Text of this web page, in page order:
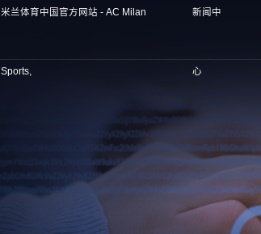
米兰体育中国官方网站 - AC Milan
Sports,
新闻中
心